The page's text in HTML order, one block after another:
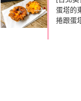
蛋塔的
捲跟蛋